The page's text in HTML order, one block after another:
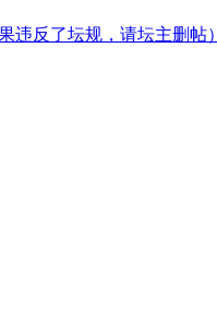
违反了坛规，请坛主删帖）